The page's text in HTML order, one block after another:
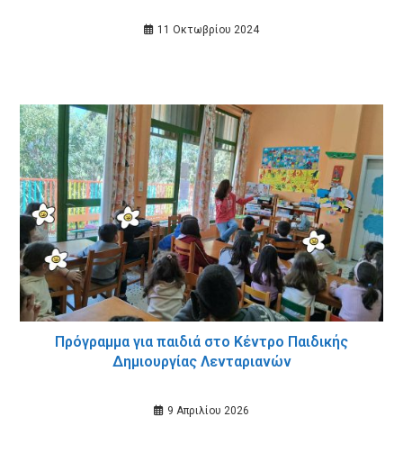
11 Οκτωβρίου 2024
Πρόγραμμα για παιδιά στο Κέντρο Παιδικής
Δημιουργίας Λενταριανών
9 Απριλίου 2026